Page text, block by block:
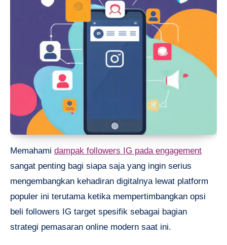
Memahami dampak followers IG pada engagement
sangat penting bagi siapa saja yang ingin serius
mengembangkan kehadiran digitalnya lewat platform
populer ini terutama ketika mempertimbangkan opsi
beli followers IG target spesifik sebagai bagian
strategi pemasaran online modern saat ini.